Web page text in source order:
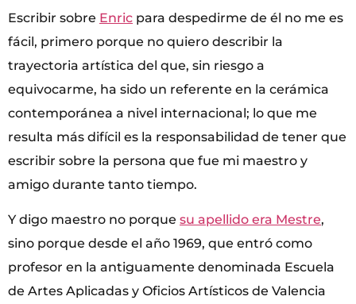
Escribir sobre Enric para despedirme de él no me es
fácil, primero porque no quiero describir la
trayectoria artística del que, sin riesgo a
equivocarme, ha sido un referente en la cerámica
contemporánea a nivel internacional; lo que me
resulta más difícil es la responsabilidad de tener que
escribir sobre la persona que fue mi maestro y
amigo durante tanto tiempo.
Y digo maestro no porque su apellido era Mestre,
sino porque desde el año 1969, que entró como
profesor en la antiguamente denominada Escuela
de Artes Aplicadas y Oficios Artísticos de Valencia